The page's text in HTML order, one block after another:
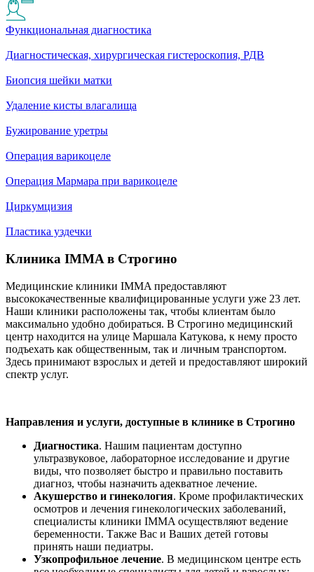
Функциональная диагностика
Диагностическая, хирургическая гистероскопия, РДВ
Биопсия шейки матки
Удаление кисты влагалища
Бужирование уретры
Операция варикоцеле
Операция Мармара при варикоцеле
Циркумцизия
Пластика уздечки
Клиника IMMA в Строгино
Медицинские клиники IMMA предоставляют
высококачественные квалифицированные услуги уже 23 лет.
Наши клиники расположены так, чтобы клиентам было
максимально удобно добираться. В Строгино медицинский
центр находится на улице Маршала Катукова, к нему просто
подъехать как общественным, так и личным транспортом.
Здесь принимают взрослых и детей и предоставляют широкий
спектр услуг.
Направления и услуги, доступные в клинике в Строгино
Диагностика. Нашим пациентам доступно
ультразвуковое, лабораторное исследование и другие
виды, что позволяет быстро и правильно поставить
диагноз, чтобы назначить адекватное лечение.
Акушерство и гинекология. Кроме профилактических
осмотров и лечения гинекологических заболеваний,
специалисты клиники IMMA осуществляют ведение
беременности. Также Вас и Ваших детей готовы
принять наши педиатры.
Узкопрофильное лечение. В медицинском центре есть